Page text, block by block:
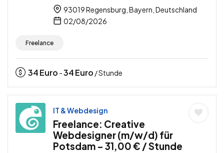
93019 Regensburg, Bayern, Deutschland
02/08/2026
Freelance
34Euro -34Euro / Stunde
IT & Webdesign
Freelance: Creative
Webdesigner (m/w/d) für
Potsdam – 31,00 € / Stunde